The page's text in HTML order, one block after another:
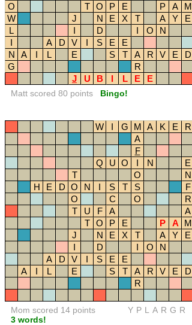
O
T O P E P A
M
W
J N E X T A Y
E
L
I D I O
N
I
A D V I S E
E
N
A I L E S T A R V E
D
G
R
J
U B I L E E
Matt scored 80 points Bingo!
W I G M A K E
R
A
F
Q
U O I N
E
T
O
N
H
E D O N I S T S
F
O
C O
R
T
U F A
A
T
O P E P A
M
J
N E X T A Y
E
I
D I O
N
A
D V I S E
E
A
I L E S T A R V E
D
R
Mom scored 14 points
3 words!
YPLARGR